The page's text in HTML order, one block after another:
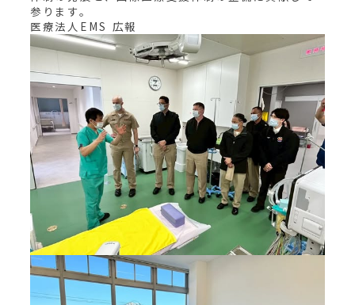
参ります。
医療法人EMS 広報